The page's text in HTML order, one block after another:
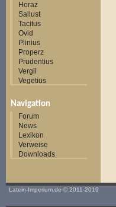
Horaz
Sallust
Tacitus
Ovid
Plinius
Properz
Prudentius
Vergil
Vegetius
Navigation
Forum
News
Lexikon
Verweise
Downloads
Latein-Imperium.de © 2011-2019